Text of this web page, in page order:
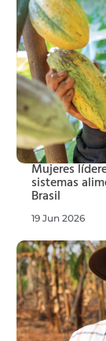
Mujeres
sistemas
Brasil
19 Jun 2026